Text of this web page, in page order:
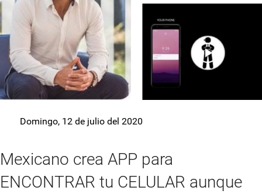
Domingo, 12 de julio del 2020
Mexicano crea APP para
ENCONTRAR tu CELULAR aunque